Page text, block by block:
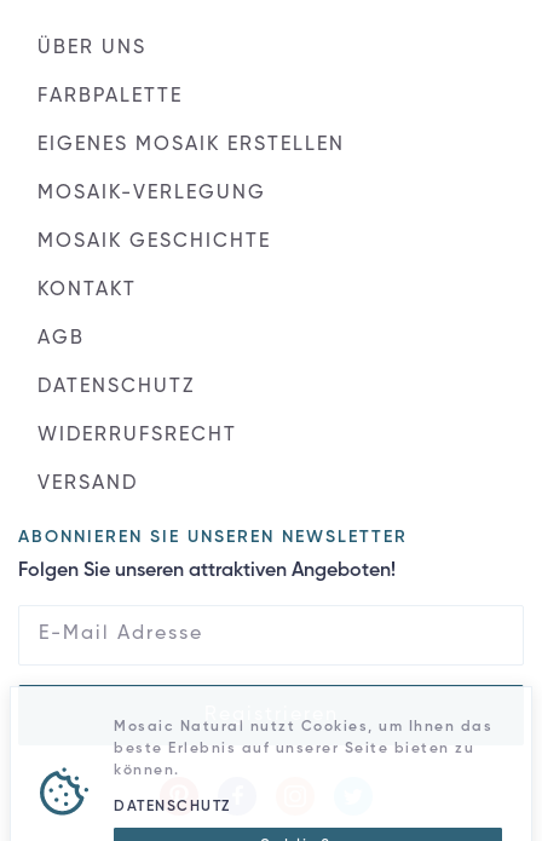
ÜBER UNS
FARBPALETTE
EIGENES MOSAIK ERSTELLEN
MOSAIK-VERLEGUNG
MOSAIK GESCHICHTE
KONTAKT
AGB
DATENSCHUTZ
WIDERRUFSRECHT
VERSAND
ABONNIEREN SIE UNSEREN NEWSLETTER
Folgen Sie unseren attraktiven Angeboten!
Mosaic Natural nutzt Cookies, um Ihnen das
beste Erlebnis auf unserer Seite bieten zu
können.
DATENSCHUTZ